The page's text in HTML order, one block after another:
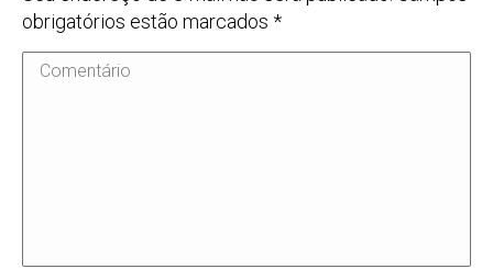
obrigatórios estão marcados *
Comentário